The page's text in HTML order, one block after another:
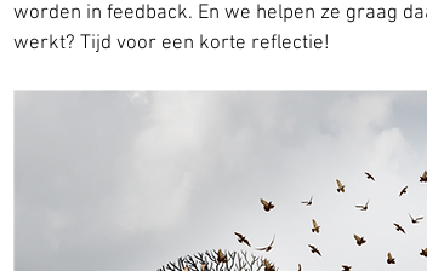
worden in feedback. En we helpen ze graag
werkt? Tijd voor een korte reflectie!